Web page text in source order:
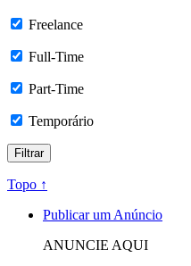
Freelance
Full-Time
Part-Time
Temporário
Topo ↑
Publicar um Anúncio
ANUNCIE AQUI